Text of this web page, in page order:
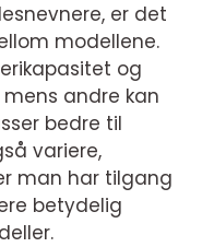
er det
modellene.
og
andre kan
bedre til
variere,
man har tilgang
betydelig